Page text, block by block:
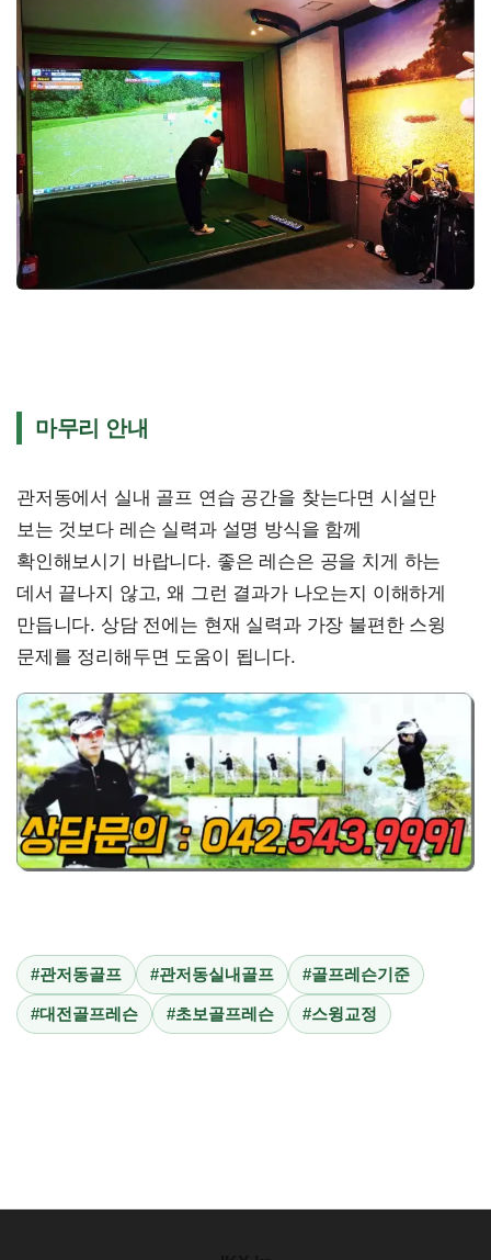
마무리 안내
관저동에서 실내 골프 연습 공간을 찾는다면 시설만
보는 것보다 레슨 실력과 설명 방식을 함께
확인해보시기 바랍니다. 좋은 레슨은 공을 치게 하는
데서 끝나지 않고, 왜 그런 결과가 나오는지 이해하게
만듭니다. 상담 전에는 현재 실력과 가장 불편한 스윙
문제를 정리해두면 도움이 됩니다.
#관저동골프 #관저동실내골프 #골프레슨기준
#대전골프레슨 #초보골프레슨 #스윙교정